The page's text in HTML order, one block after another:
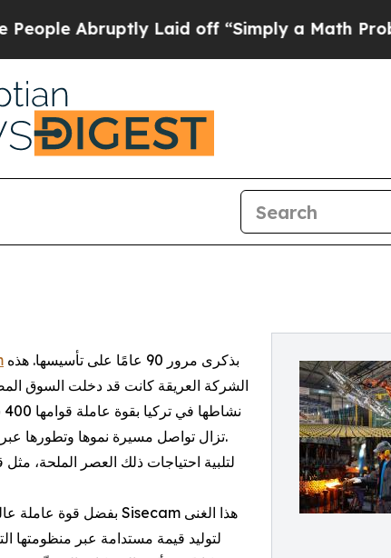
Abruptly Laid off “Simply a Math Problem
تزال تواصل مسيرة نموها وتطورها عبر 47 منشأة إنتاجية يعمل بها نحو 23 ألف موظف موجودون في أربع قارات حول العالم.
لتوليد قيمة مستدامة عبر منظومتها